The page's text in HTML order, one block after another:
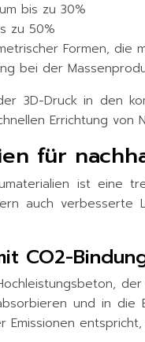
bis zu 30%
zu 50%
Formen,
bei der
3D-Druck in den
Errichtung von
für
ist eine
auch
CO2-
und in die
Emissionen